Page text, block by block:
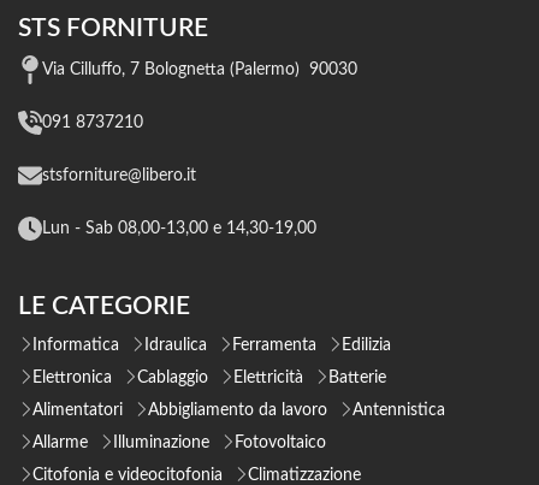
STS FORNITURE
Via Cilluffo, 7 Bolognetta (Palermo) 90030
091 8737210
stsforniture@libero.it
Lun - Sab 08,00-13,00 e 14,30-19,00
LE CATEGORIE
Informatica Idraulica Ferramenta
Edilizia
Elettronica
Cablaggio Elettricità
Batterie
Alimentatori
Abbigliamento da lavoro
Antennistica
Allarme
Illuminazione
Fotovoltaico
Citofonia e videocitofonia
Climatizzazione